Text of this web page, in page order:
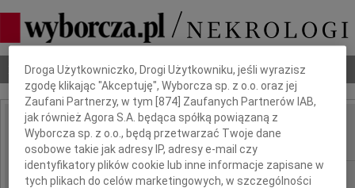
Nekrologi Odeszli Poradnik pogrzebowy
IMIĘ I NAZWISKO: Edward Jgnaczak
REGION: Warszawa
Dbamy o Twoją prywatność
Droga Użytkowniczko, Drogi Użytkowniku, jeśli wyrazisz
zgodę klikając "Akceptuję", Wyborcza sp. z o.o. oraz jej
Zaufani Partnerzy, w tym [874 ] Zaufanych Partnerów IAB,
jak również Agora S.A. będąca spółką powiązaną z
Wyborcza sp. z o.o., będą przetwarzać Twoje dane
osobowe takie jak adresy IP, adresy e-mail czy
identyfikatory plików cookie lub inne informacje zapisane w
tych plikach do celów marketingowych, w szczególności